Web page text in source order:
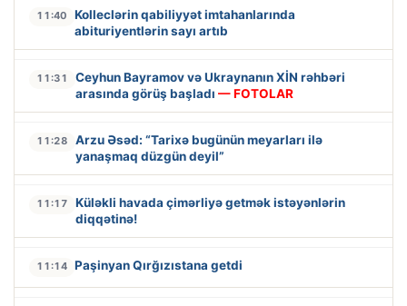
11:40
Kolleclərin qabiliyyət imtahanlarında
abituriyentlərin sayı artıb
11:31
Ceyhun Bayramov və Ukraynanın XİN rəhbəri
arasında görüş başladı — FOTOLAR
11:28
Arzu Əsəd: “Tarixə bugünün meyarları ilə
yanaşmaq düzgün deyil”
11:17
Küləkli havada çimərliyə getmək istəyənlərin
diqqətinə!
11:14 Paşinyan Qırğızıstana getdi